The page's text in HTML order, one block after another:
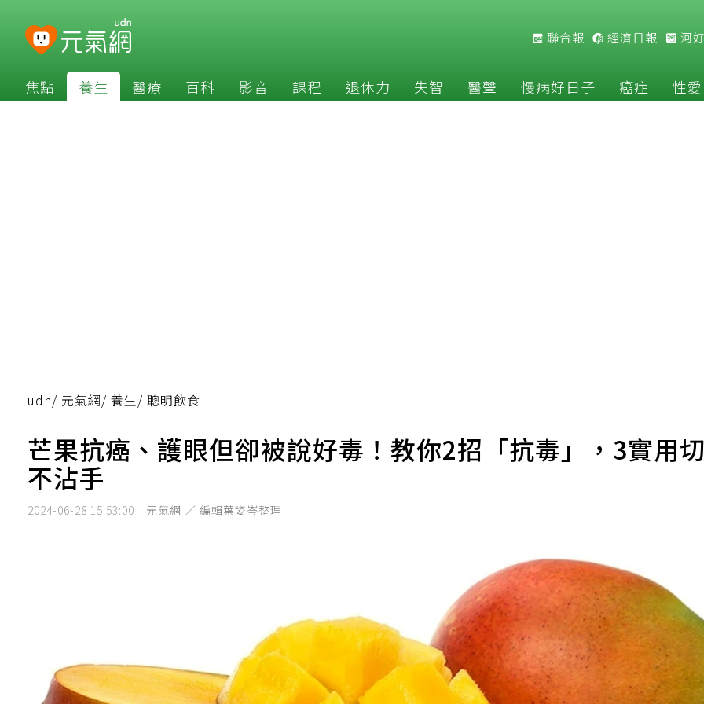
聯合報 經濟日報 河
焦點 養生 醫療 百科 影音 課程 退休力 失智 醫聲 慢病好日子 癌症 性愛
udn/ 元氣網/ 養生/ 聰明飲食
芒果抗癌、護眼但卻被說好毒！教你2招「抗毒」，3實用
不沾手
2024-06-28 15:53:00 元氣網 ／ 編輯葉姿岑整理